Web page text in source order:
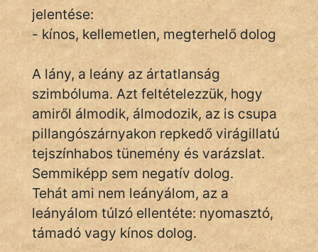
Szólások
Tréfás
IRODALOM
SZÓLÁS
KÖZMONDÁS
PSZICHO
jelentése:
- kínos, kellemetlen, megterhelő dolog
A lány, a leány az ártatlanság
szimbóluma. Azt feltételezzük, hogy
amiről álmodik, álmodozik, az is csupa
pillangószárnyakon repkedő virágillatú
tejszínhabos tünemény és varázslat.
Semmiképp sem negatív dolog.
Tehát ami nem leányálom, az a
leányálom túlzó ellentéte: nyomasztó,
támadó vagy kínos dolog.